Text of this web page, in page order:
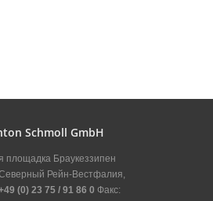
Schmoll GmbH
Браукеззипен
Рейн-Вестфалия,
(0) 23 75 / 91 86 0 Факс: